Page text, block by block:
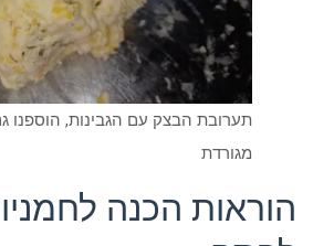
תערובת הבצק עם הגבינות, הוספנו
מגורדת
הוראות הכנה